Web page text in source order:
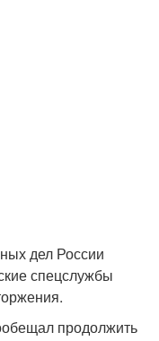
дел России
спецслужбы
продолжить